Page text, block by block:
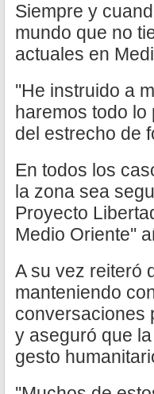
Siempre y
mundo que no
actuales en
''He instruido a
haremos todo
del estrecho de
En todos los
la zona sea
Proyecto
Medio Oriente''
A su vez reiteró
manteniendo
conversaciones
y aseguró que
gesto